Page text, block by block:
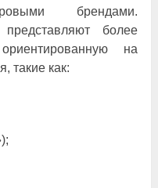
брендами.
более
на
такие как: